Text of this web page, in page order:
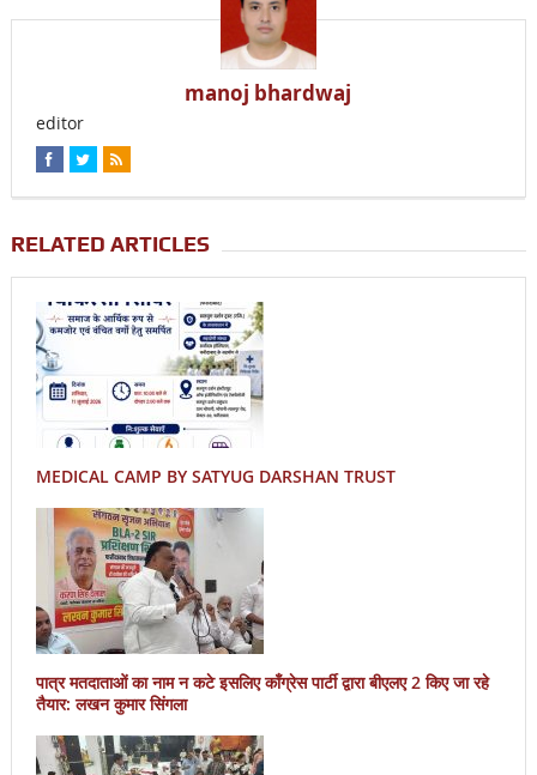
manoj bhardwaj
editor
RELATED ARTICLES
MEDICAL CAMP BY SATYUG DARSHAN TRUST
पात्र मतदाताओं का नाम न कटे इसलिए काँग्रेस पार्टी द्वारा बीएलए 2 किए जा रहे
तैयार: लखन कुमार सिंगला